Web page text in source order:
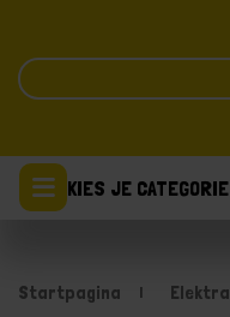
KIES JE CATEGORIE
Startpagina Elektra